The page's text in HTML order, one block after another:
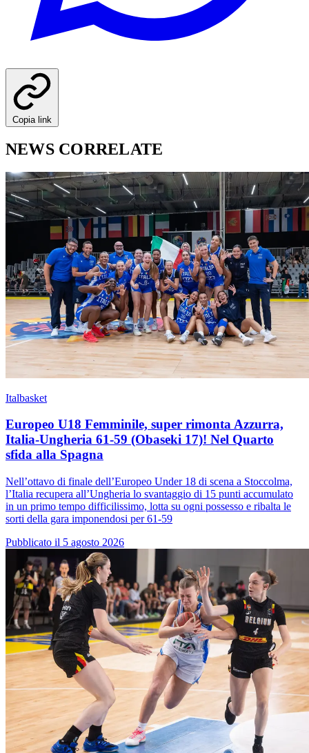
Copia link
NEWS CORRELATE
Italbasket
Europeo U18 Femminile, super rimonta Azzurra,
Italia-Ungheria 61-59 (Obaseki 17)! Nel Quarto
sfida alla Spagna
Nell’ottavo di finale dell’Europeo Under 18 di scena a Stoccolma,
l’Italia recupera all’Ungheria lo svantaggio di 15 punti accumulato
in un primo tempo difficilissimo, lotta su ogni possesso e ribalta le
sorti della gara imponendosi per 61-59
Pubblicato il 5 agosto 2026